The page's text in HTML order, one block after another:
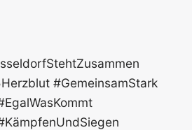
#GemeinsamStark